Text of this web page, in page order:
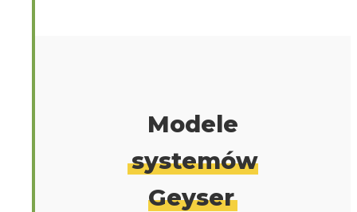
Modele
systemów
Geyser